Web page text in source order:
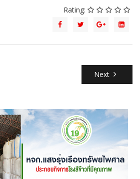
Rating:
Next